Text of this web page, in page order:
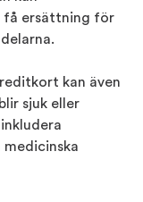
få ersättning för
kan även
sjuk eller
medicinska